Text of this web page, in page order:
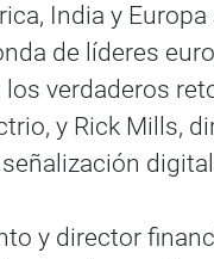
India y
de líderes
verdaderos
y Rick Mills,
y director